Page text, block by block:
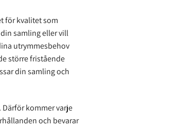
för kvalitet som
samling eller vill
utrymmesbehov
större fristående
din samling och
kommer varje
och bevarar